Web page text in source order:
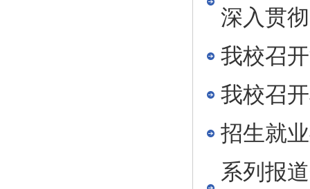
深入贯
我校召
我校召
招生就
系列报